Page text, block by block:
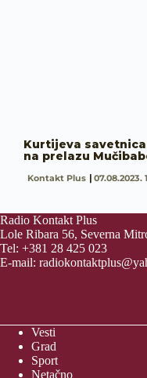
Kurtijeva
na prelazu
Kontakt Plus 07.08.2023.
Radio Kontakt Plus
Lole Ribara 56, Severna
Tel: +381 28 425 023
E-mail:
Vesti
Grad
Sport
Netačno